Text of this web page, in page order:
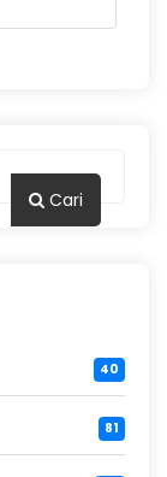
Cari
40
81